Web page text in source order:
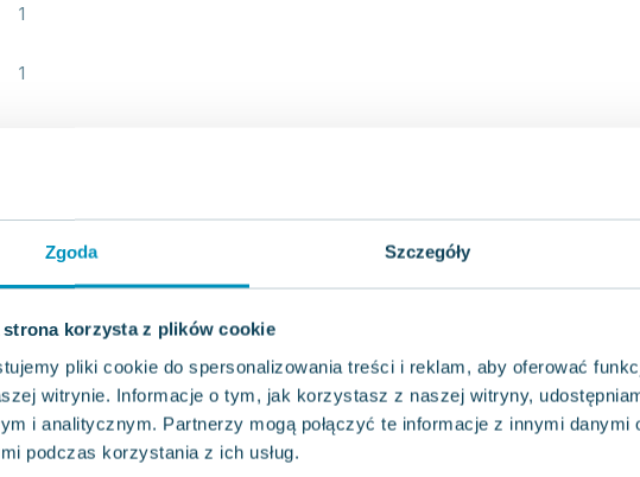
Zgoda Szczegóły
strona korzysta z plików cookie
pliki cookie do spersonalizowania treści i reklam, aby oferować
witrynie. Informacje o tym, jak korzystasz z naszej witryny,
i analitycznym. Partnerzy mogą połączyć te informacje z innymi danymi
podczas korzystania z ich usług.
1
1